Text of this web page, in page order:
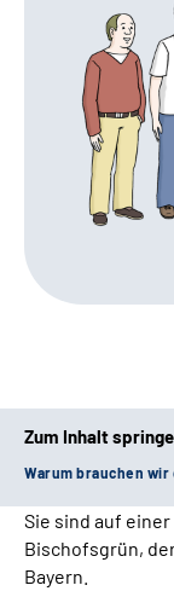
Leichte
Patienten-
Zum Inhalt
Sie sind auf
Bischofsgrün,
Bayern.